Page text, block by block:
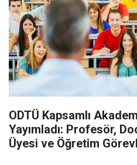
ODTÜ Kapsamlı
Yayımladı: Profesör,
Üyesi ve Öğretim